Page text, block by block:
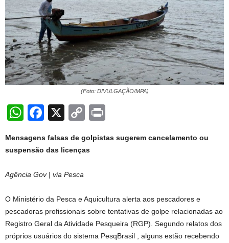
(Foto: DIVULGAÇÃO/MPA)
W
at
A
p
p
F
c
b
o
o
k
X
C
p
n
k
t
Mensagens falsas de golpistas sugerem cancelamento ou
suspensão das licenças
Agência Gov | via Pesca
O Ministério da Pesca e Aquicultura alerta aos pescadores e
pescadoras profissionais sobre tentativas de golpe relacionadas ao
Registro Geral da Atividade Pesqueira (RGP). Segundo relatos dos
próprios usuários do sistema PesqBrasil , alguns estão recebendo